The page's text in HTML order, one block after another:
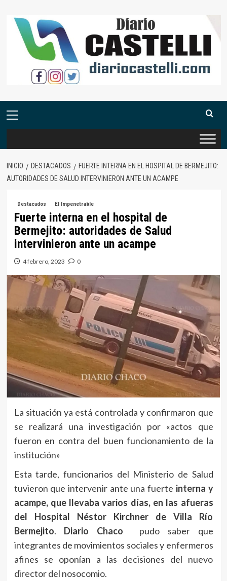
contenido
Menú
INICIO DESTACADOS
FUERTE INTERNA EN EL HOSPITAL DE BERMEJITO:
AUTORIDADES DE SALUD INTERVINIERON ANTE UN ACAMPE
Destacados El Impenetrable
Fuerte interna en el hospital de
Bermejito: autoridades de Salud
intervinieron ante un acampe
4 febrero, 2023 0
La situación ya está controlada y confirmaron que
se realizará una investigación por «actos que
fueron en contra del buen funcionamiento de la
institución»
Esta tarde, funcionarios del Ministerio de Salud
tuvieron que intervenir ante una fuerte interna y
acampe, que llevaba varios días, en las afueras
del Hospital Néstor Kirchner de Villa Río
Bermejito. Diario Chaco pudo saber que
integrantes de movimientos sociales y enfermeros
afines se oponían a las decisiones del nuevo
director del nosocomio.